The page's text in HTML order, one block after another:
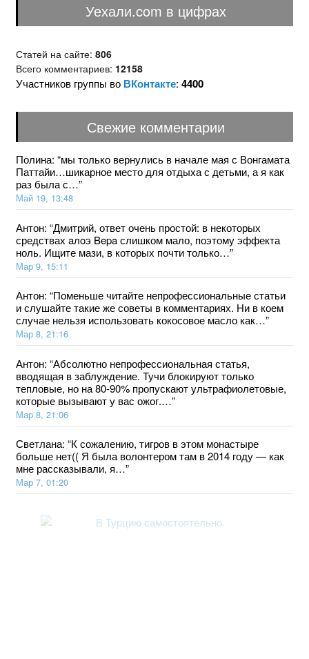
Уехали.com в цифрах
Статей на сайте: 806
Всего комментариев: 12158
Участников группы во ВКонтакте: 4400
Свежие комментарии
Полина: “мы только вернулись в начале мая с Вонгамата
Паттайи…шикарное место для отдыха с детьми, а я как
раз была с…”
Май 19, 13:48
Антон: “Дмитрий, ответ очень простой: в некоторых
средствах aлoэ Bepa слишком мало, поэтому эффекта
ноль. Ищите мази, в которых почти только…”
Мар 9, 15:11
Антон: “Поменьше читайте непрофессиональные статьи
и слушайте такие же советы в комментариях. Ни в коем
случае нельзя использовать кокосовое масло как…”
Мар 8, 21:16
Антон: “Абсолютно непрофессиональная статья,
вводящая в заблуждение. Тучи блокируют только
тепловые, но на 80-90% пропускают ультрафиолетовые,
которые вызывают у вас ожог.…”
Мар 8, 21:06
Светлана: “К сожалению, тигров в этом монастыре
больше нет(( Я была волонтером там в 2014 году — как
мне рассказывали, я…”
Мар 7, 01:20